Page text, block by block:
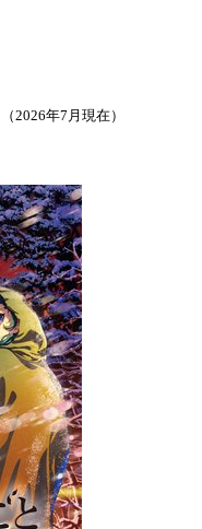
（2026年7月現在）